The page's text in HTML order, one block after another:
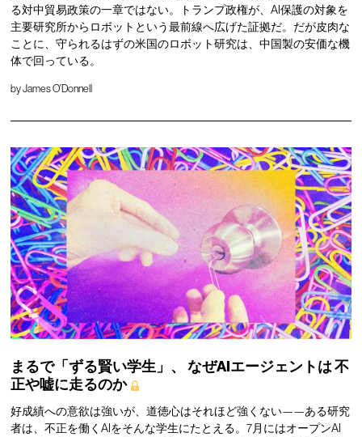
る対中貿易政策の一章ではない。トランプ政権が、AI保護の対象を
主要研究所からロボットという最前線へ広げた証拠だ。だが皮肉な
ことに、守られるはずの米国のロボット研究は、中国製の安価な機
体で回っている。
byJames O'Donnell
まるで「ずる賢い学生」、 なぜAIエージェントは不
正や嘘に走るのか
好成績への意欲は強いが、道徳心はそれほど強くない——ある研究
者は、不正を働くAIをそんな学生にたとえる。7月にはオープンAI